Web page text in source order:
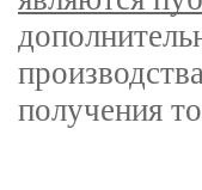
получения